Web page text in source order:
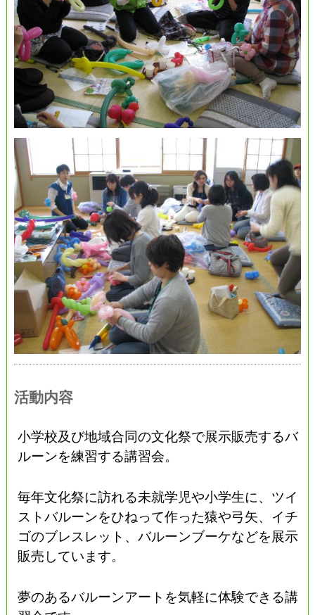
活動内容
小学校及び地域合同の文化祭で展示販売するバ
ルーンを練習する講習会。
毎年文化祭に訪れる未就学児や小学生に、ツイ
ストバルーンをひねって作った猿や弓矢、イチ
ゴのブレスレット、バルーンブーケなどを展示
販売しています。
夢のあるバルーンアートを気軽に体験できる講